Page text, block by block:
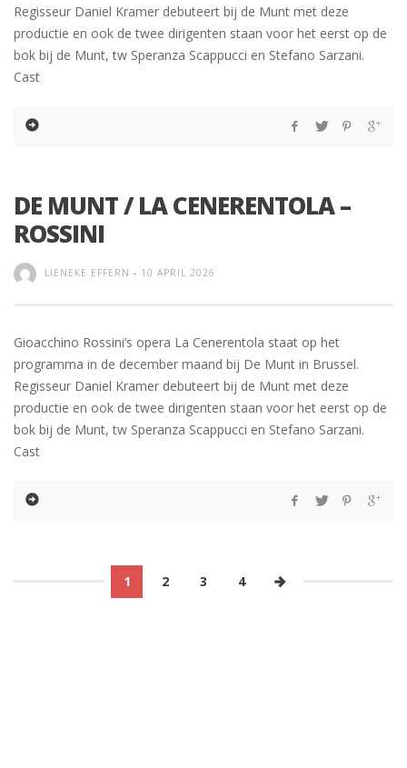
Regisseur Daniel Kramer debuteert bij de Munt met deze
productie en ook de twee dirigenten staan voor het eerst op de
bok bij de Munt, tw Speranza Scappucci en Stefano Sarzani.
Cast
DE MUNT / LA CENERENTOLA –
ROSSINI
LIENEKE EFFERN - 10 APRIL 2026
Gioacchino Rossini’s opera La Cenerentola staat op het
programma in de december maand bij De Munt in Brussel.
Regisseur Daniel Kramer debuteert bij de Munt met deze
productie en ook de twee dirigenten staan voor het eerst op de
bok bij de Munt, tw Speranza Scappucci en Stefano Sarzani.
Cast
1 2 3 4